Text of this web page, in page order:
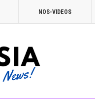
NOS-VIDEOS